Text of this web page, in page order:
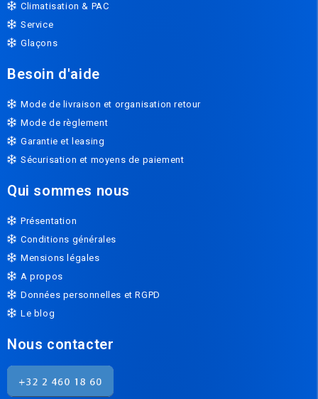
Climatisation & PAC
Service
Glaçons
Besoin d'aide
Mode de livraison et organisation retour
Mode de règlement
Garantie et leasing
Sécurisation et moyens de paiement
Qui sommes nous
Présentation
Conditions générales
Mensions légales
A propos
Données personnelles et RGPD
Le blog
Nous contacter